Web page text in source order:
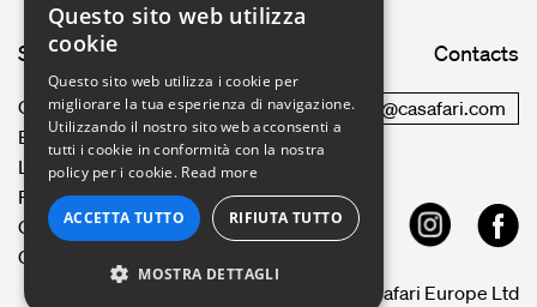
Site map
Come funziona
Blog
Lavora con noi
Politica Sulla Privacy
CASAFARI Condizioni d’uso
CRM
Contacts
commercial@casafari.com
© 2026 Casafari Europe Ltd
ENGLISH
FRENCH
ITALIAN
Questo sito web utilizza
cookie
Questo sito web utilizza i cookie per
migliorare la tua esperienza di navigazione.
Utilizzando il nostro sito web acconsenti a
tutti i cookie in conformità con la nostra
policy per i cookie. Read more
ACCETTA TUTTO RIFIUTA TUTTO
MOSTRA DETTAGLI